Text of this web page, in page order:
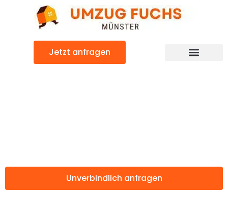
Jetzt anfragen
Unverbindlich anfragen